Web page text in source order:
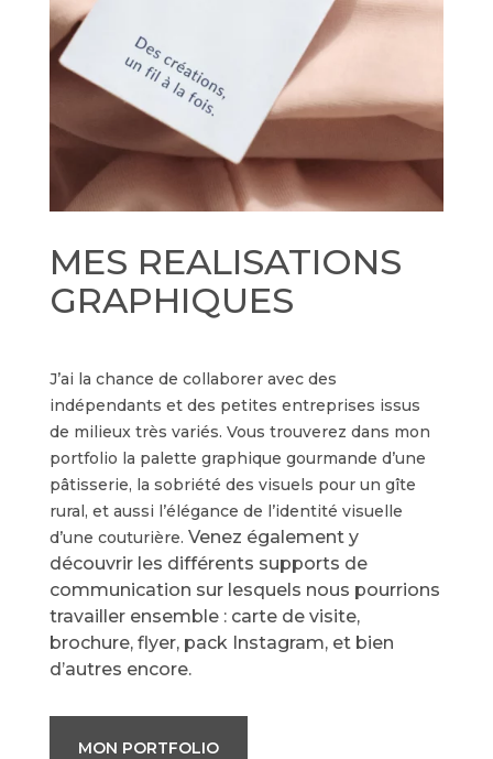
MES REALISATIONS
GRAPHIQUES
J’ai la chance de collaborer avec des
indépendants et des petites entreprises issus
de milieux très variés. Vous trouverez dans mon
portfolio la palette graphique gourmande d’une
pâtisserie, la sobriété des visuels pour un gîte
rural, et aussi l’élégance de l’identité visuelle
d’une couturière. Venez également y
découvrir les différents supports de
communication sur lesquels nous pourrions
travailler ensemble : carte de visite,
brochure, flyer, pack Instagram, et bien
d’autres encore.
MON PORTFOLIO